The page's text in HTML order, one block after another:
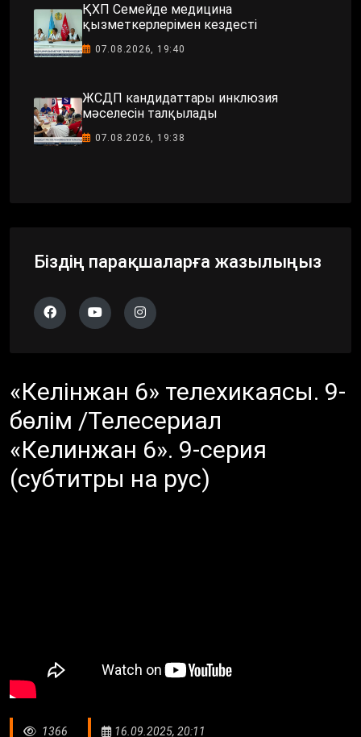
ҚХП Семейде медицина
қызметкерлерімен кездесті
07.08.2026, 19:40
ЖСДП кандидаттары инклюзия
мәселесін талқылады
07.08.2026, 19:38
Біздің парақшаларға жазылыңыз
«Келінжан 6» телехикаясы. 9-
бөлім /Телесериал
«Келинжан 6». 9-серия
(субтитры на рус)
1366 16.09.2025, 20:11